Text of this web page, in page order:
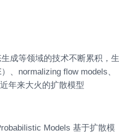
成等领域的技术不断累积，生
、normalizing flow models、
年来大火的扩散模型